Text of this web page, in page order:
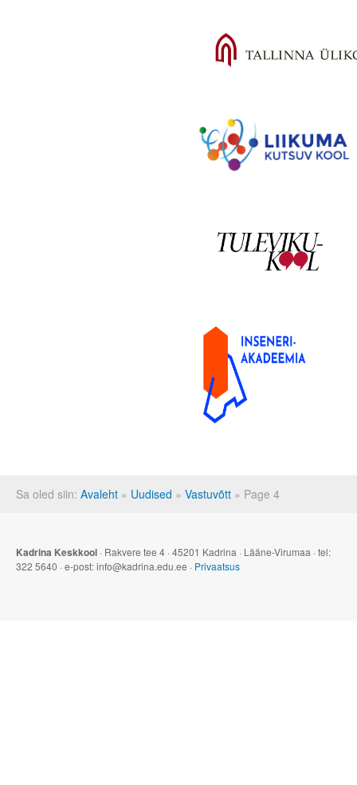
Sa oled siin: Avaleht » Uudised » Vastuvõtt » Page 4
Kadrina Keskkool · Rakvere tee 4 · 45201 Kadrina · Lääne-Virumaa · tel:
322 5640 · e-post: info@kadrina.edu.ee · Privaatsus